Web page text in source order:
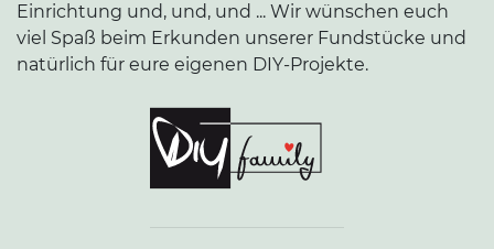
Einrichtung und, und, und ... Wir wünschen euch
viel Spaß beim Erkunden unserer Fundstücke und
natürlich für eure eigenen DIY-Projekte.